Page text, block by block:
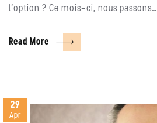
l’option ? Ce mois-ci, nous passons…
Read More
29
Apr